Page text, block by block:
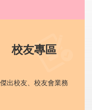
校友專區
傑出校友、校友會業務